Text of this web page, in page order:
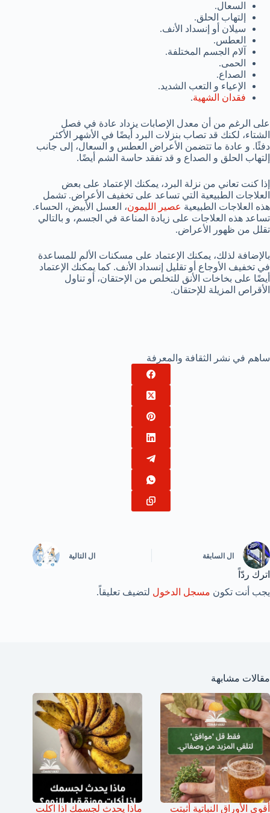
السعال.
إلتهاب الحلق.
سيلان أو إنسداد الأنف.
العطس.
آلام الجسم المختلفة.
الحمى.
الصداع.
الإعياء و التعب الشديد.
فقدان الشهية.
على الرغم من أن معدل الإصابات يزداد عادة في فصل
الشتاء، لكنك قد تصاب بنزلات البرد أيضًا في الأشهر الأكثر
دفئًا. و عادة ما تتضمن الأعراض العطس و السعال، إلى جانب
إلتهاب الحلق و الصداع و قد تفقد حاسة الشم أيضًا.
إذا كنت تعاني من نزلة البرد، يمكنك الإعتماد على بعض
العلاجات الطبيعية التي تساعد على تخفيف الأعراض. تشمل
هذه العلاجات الطبيعية عصير الليمون، العسل الأبيض، الحساء.
تساعد هذه العلاجات على زيادة المناعة في الجسم، و بالتالي
تقلل من ظهور الأعراض.
بالإضافة لذلك، يمكنك الإعتماد على مسكنات الألم للمساعدة
في تخفيف الأوجاع أو تقليل إنسداد الأنف. كما يمكنك الإعتماد
أيضًا على بخاخات الأنق للتخلص من الإحتقان، أو تناول
الأقراص المزيلة للإحتقان.
ساهم في نشر الثقافة والمعرفة
ال السابقة ال التالية
اترك ردّاً
يجب أنت تكون مسجل الدخول لتضيف تعليقاً.
مقالات مشابهة
أقوى الأوراق النباتية أثبتت
ماذا يحدث لجسمك اذا اكلت